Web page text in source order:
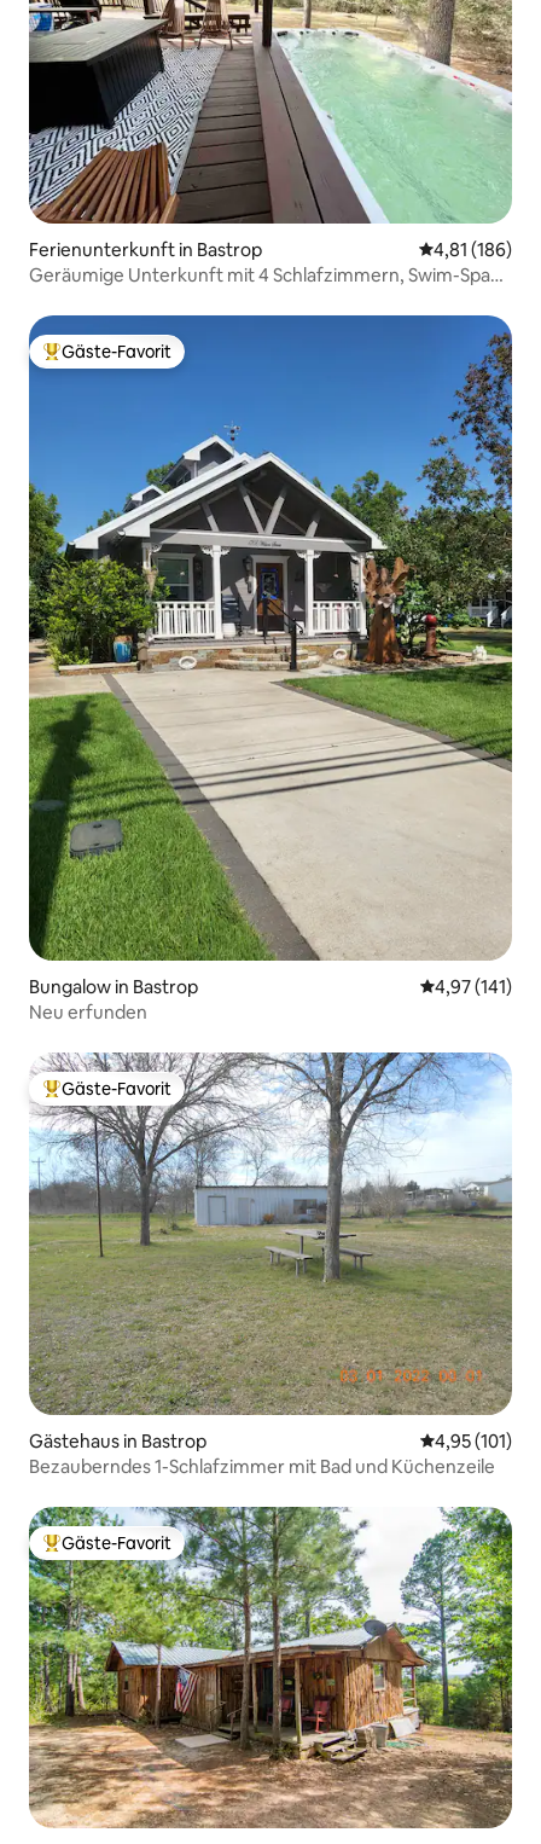
Ferienunterkunft in Bastrop
4,81 (186)
Geräumige Unterkunft mit 4 Schlafzimmern, Swim-Spa
Beliebter Gäste-Favorit.
Gäste-Favorit
Bungalow in Bastrop
4,97 (141)
Neu erfunden
Beliebter Gäste-Favorit.
Gäste-Favorit
Gästehaus in Bastrop
4,95 (101)
Bezauberndes 1-Schlafzimmer mit Bad und Küchenzeile
Beliebter Gäste-Favorit.
Gäste-Favorit